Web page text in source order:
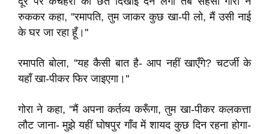
रुककर कहा, ''रमापति, तुम जाकर कुछ खा-पी लो, मैं उसी नाई
के घर जा रहा हूँ।''
रमापति बोला, ''यह कैसी बात है- आप नहीं खाएँगे? चटर्जी के
यहाँ खा-पीकर फिर जाइएगा।''
गोरा ने कहा, ''मैं अपना कर्तव्य करूँगा, तुम खा-पीकर कलकत्ता
लौट जाना- मुझे यहीं घोषपुर गाँव में शायद कुछ दिन रहना होगा-